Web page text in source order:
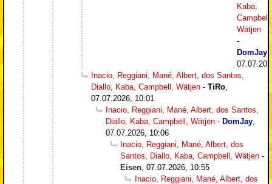
Kaba,
Campbell,
Wätjen
-
DomJay
Inacio, Reggiani, Mané, Albert, dos Santos,
Diallo, Kaba, Campbell, Wätjen - TiRo
07.07.2026, 10:01
Inacio, Reggiani, Mané, Albert, dos Santos,
Diallo, Kaba, Campbell, Wätjen - DomJay
07.07.2026, 10:06
Inacio, Reggiani, Mané, Albert, dos
Santos, Diallo, Kaba, Campbell, Wätjen -
Eisen 07.07.2026, 10:55
Inacio, Reggiani, Mané, Albert, dos